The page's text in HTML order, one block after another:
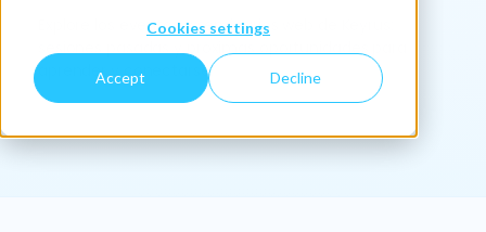
Cookies settings
Accept Decline
Explore los eventos y seminarios web de Keyrus:
sesiones pasadas y próximas oportunidades para
aprender y conectarse.